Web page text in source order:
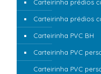
Carteirinha prédios
Carteirinha prédios
Carteirinha PVC BH
Carteirinha PVC
Carteirinha PVC